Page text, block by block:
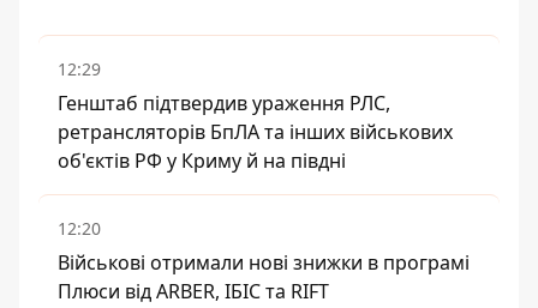
12:29
Генштаб підтвердив ураження РЛС,
ретрансляторів БпЛА та інших військових
об'єктів РФ у Криму й на півдні
12:20
Військові отримали нові знижки в програмі
Плюси від ARBER, ІБІС та RIFT